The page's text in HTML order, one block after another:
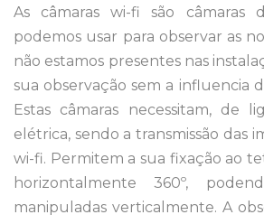
As câmaras wi-fi são câmaras
podemos usar para observar as
não estamos presentes nas
sua observação sem a influencia
Estas câmaras necessitam, de
elétrica, sendo a transmissão das
wi-fi. Permitem a sua fixação ao
horizontalmente 360º,
manipuladas verticalmente. A